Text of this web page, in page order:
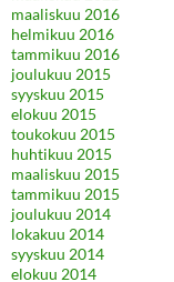
maaliskuu 2016
helmikuu 2016
tammikuu 2016
joulukuu 2015
syyskuu 2015
elokuu 2015
toukokuu 2015
huhtikuu 2015
maaliskuu 2015
tammikuu 2015
joulukuu 2014
lokakuu 2014
syyskuu 2014
elokuu 2014